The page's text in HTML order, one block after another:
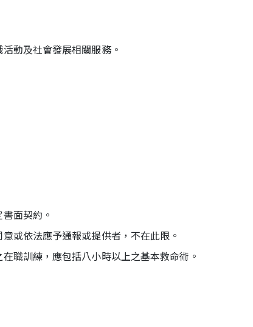
動及社會發展相關服務。
面契約。
或依法應予通報或提供者，不在此限。
職訓練，應包括八小時以上之基本救命術。